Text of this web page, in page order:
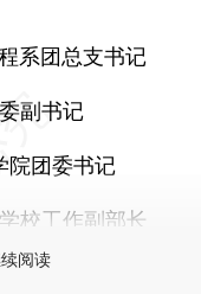
系团总支书记
副书记
团委书记
校工作副部长
阅读